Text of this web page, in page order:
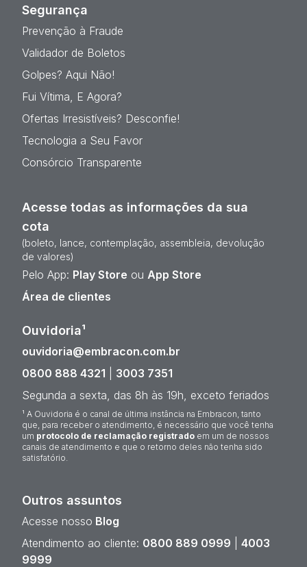
Segurança
Prevenção à Fraude
Validador de Boletos
Golpes? Aqui Não!
Fui Vítima, E Agora?
Ofertas Irresistíveis? Desconfie!
Tecnologia a Seu Favor
Consórcio Transparente
Acesse todas as informações da sua
cota
(boleto, lance, contemplação, assembleia, devolução
de valores)
Pelo App: Play Store ou App Store
Área de clientes
Ouvidoria¹
ouvidoria@embracon.com.br
0800 888 4321
3003 7351
Segunda a sexta, das 8h às 19h, exceto feriados
¹ A Ouvidoria é o canal de última instância na Embracon, tanto
que, para receber o atendimento, é necessário que você tenha
um protocolo de reclamação registrado em um de nossos
canais de atendimento e que o retorno deles não tenha sido
satisfatório.
Outros assuntos
Acesse nosso Blog
Atendimento ao cliente: 0800 889 0999
4003
9999